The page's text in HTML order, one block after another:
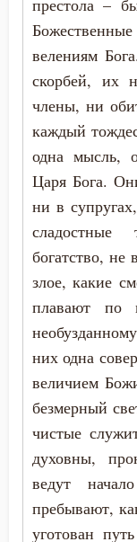
Убийство
Украшение
Христос
Царство
Целомудрие
Церковь
Честь
Чревоугодие
Язычество
престола –
велениям
скорбей, их
члены, ни
каждый
одна мысль,
Царя Бога.
ни в
богатство,
злое, какие
плавают по
них одна
величием
безмерный
чистые
духовны,
ведут
пребывают,
уготован